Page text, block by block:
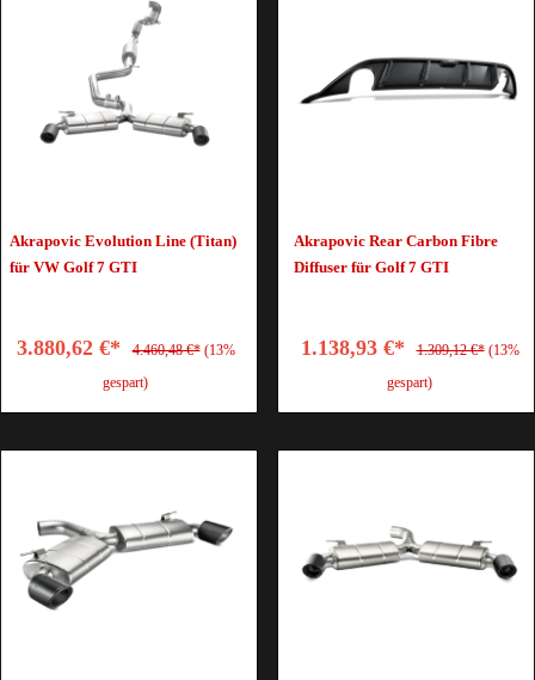
Akrapovic Evolution Line (Titan)
für VW Golf 7 GTI
3.880,62 €* 4.460,48 €* (13%
gespart)
Akrapovic Rear Carbon Fibre
Diffuser für Golf 7 GTI
1.138,93 €* 1.309,12 €* (13%
gespart)